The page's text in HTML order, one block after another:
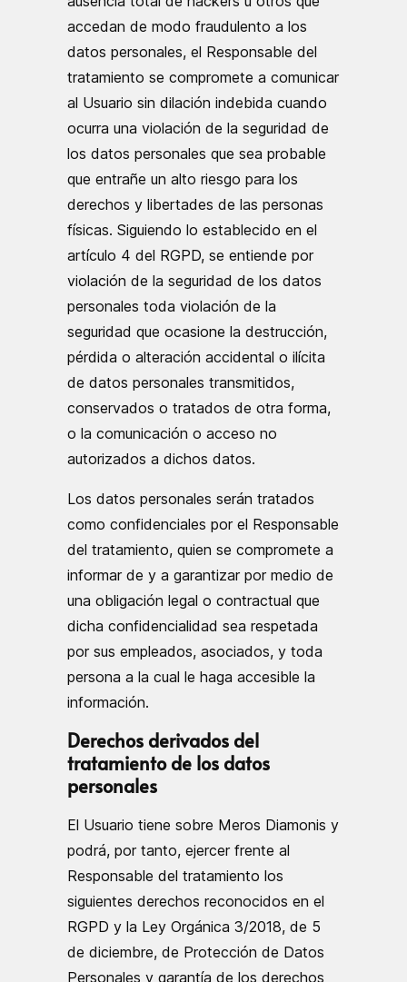
accedan de modo fraudulento a los
datos personales, el Responsable del
tratamiento se compromete a comunicar
al Usuario sin dilación indebida cuando
ocurra una violación de la seguridad de
los datos personales que sea probable
que entrañe un alto riesgo para los
derechos y libertades de las personas
físicas. Siguiendo lo establecido en el
artículo 4 del RGPD, se entiende por
violación de la seguridad de los datos
personales toda violación de la
seguridad que ocasione la destrucción,
pérdida o alteración accidental o ilícita
de datos personales transmitidos,
conservados o tratados de otra forma,
o la comunicación o acceso no
autorizados a dichos datos.
Los datos personales serán tratados
como confidenciales por el Responsable
del tratamiento, quien se compromete a
informar de y a garantizar por medio de
una obligación legal o contractual que
dicha confidencialidad sea respetada
por sus empleados, asociados, y toda
persona a la cual le haga accesible la
información.
Derechos derivados del
tratamiento de los datos
personales
El Usuario tiene sobre Meros Diamonis y
podrá, por tanto, ejercer frente al
Responsable del tratamiento los
siguientes derechos reconocidos en el
RGPD y la Ley Orgánica 3/2018, de 5
de diciembre, de Protección de Datos
Personales y garantía de los derechos